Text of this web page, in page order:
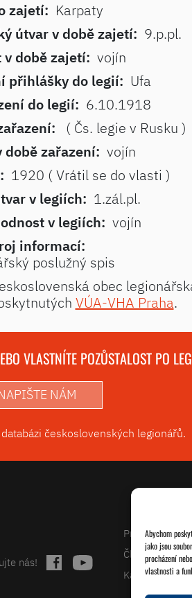
Abychom
jako jsou
procházení
vlastnosti a
zajetí: Karpaty
útvar v době zajetí: 9.p.pl.
v době zajetí: vojín
přihlášky do legií: Ufa
do legií: 6.10.1918
( Čs. legie v Rusku )
době zařazení: vojín
1920 ( Vrátil se do vlasti )
v legiích: 1.zál.pl.
v legiích: vojín
informací:
poslužný spis
obec
VÚA-VHA Praha.
VLASTNÍTE POZŮSTALOST PO
NÁM
československých legionářů.
nás!
Projekty
Články
Kalendář